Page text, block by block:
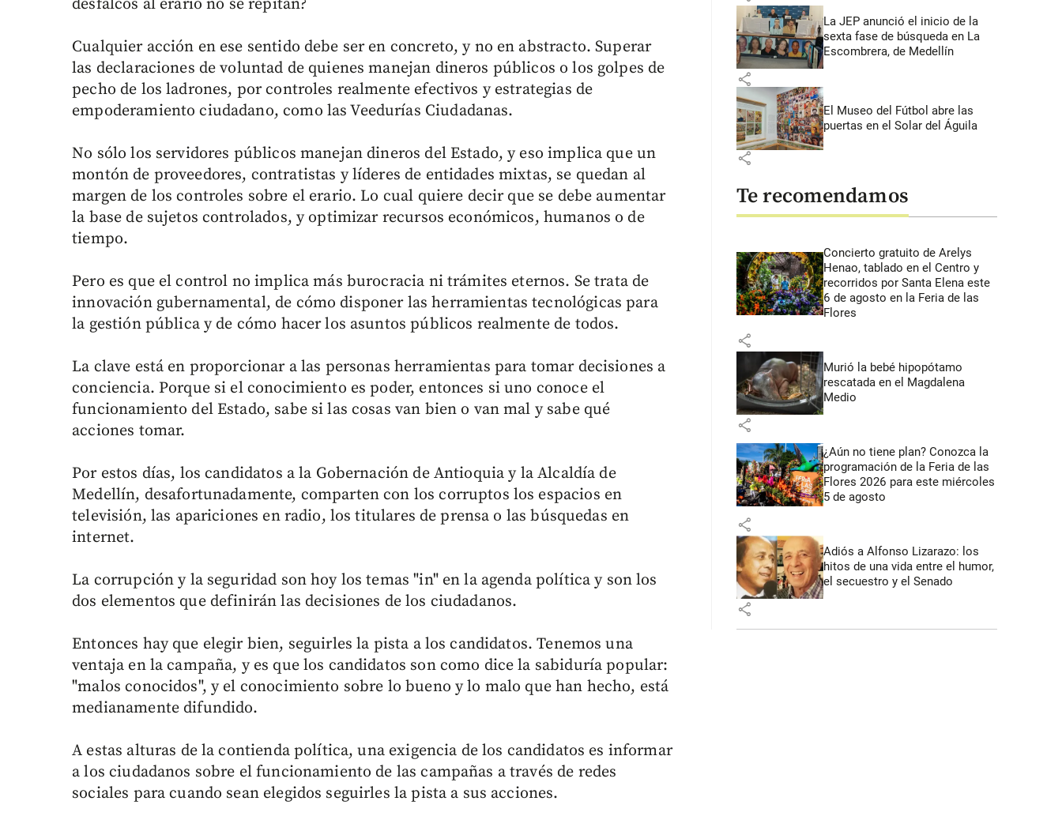
desfalcos al erario no se repitan?
Cualquier acción en ese sentido debe ser en concreto, y no en abstracto. Superar
las declaraciones de voluntad de quienes manejan dineros públicos o los golpes de
pecho de los ladrones, por controles realmente efectivos y estrategias de
empoderamiento ciudadano, como las Veedurías Ciudadanas.
No sólo los servidores públicos manejan dineros del Estado, y eso implica que un
montón de proveedores, contratistas y líderes de entidades mixtas, se quedan al
margen de los controles sobre el erario. Lo cual quiere decir que se debe aumentar
la base de sujetos controlados, y optimizar recursos económicos, humanos o de
tiempo.
Pero es que el control no implica más burocracia ni trámites eternos. Se trata de
innovación gubernamental, de cómo disponer las herramientas tecnológicas para
la gestión pública y de cómo hacer los asuntos públicos realmente de todos.
La clave está en proporcionar a las personas herramientas para tomar decisiones a
conciencia. Porque si el conocimiento es poder, entonces si uno conoce el
funcionamiento del Estado, sabe si las cosas van bien o van mal y sabe qué
acciones tomar.
Por estos días, los candidatos a la Gobernación de Antioquia y la Alcaldía de
Medellín, desafortunadamente, comparten con los corruptos los espacios en
televisión, las apariciones en radio, los titulares de prensa o las búsquedas en
internet.
La corrupción y la seguridad son hoy los temas "in" en la agenda política y son los
dos elementos que definirán las decisiones de los ciudadanos.
Entonces hay que elegir bien, seguirles la pista a los candidatos. Tenemos una
ventaja en la campaña, y es que los candidatos son como dice la sabiduría popular:
"malos conocidos", y el conocimiento sobre lo bueno y lo malo que han hecho, está
medianamente difundido.
A estas alturas de la contienda política, una exigencia de los candidatos es informar
a los ciudadanos sobre el funcionamiento de las campañas a través de redes
sociales para cuando sean elegidos seguirles la pista a sus acciones.
La JEP anunció el inicio de la
sexta fase de búsqueda en La
Escombrera, de Medellín
share
El Museo del Fútbol abre las
puertas en el Solar del Águila
share
Te recomendamos
Concierto gratuito de Arelys
Henao, tablado en el Centro y
recorridos por Santa Elena este
6 de agosto en la Feria de las
Flores
share
Murió la bebé hipopótamo
rescatada en el Magdalena
Medio
share
¿Aún no tiene plan? Conozca la
programación de la Feria de las
Flores 2026 para este miércoles
5 de agosto
share
Adiós a Alfonso Lizarazo: los
hitos de una vida entre el humor,
el secuestro y el Senado
share